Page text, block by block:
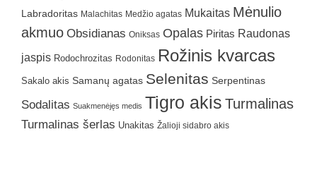
Labradoritas Malachitas Medžio agatas Mukaitas Mėnulio
akmuo Obsidianas Oniksas Opalas Piritas Raudonas
jaspis Rodochrozitas Rodonitas Rožinis kvarcas
Sakalo akis Samanų agatas Selenitas Serpentinas
Sodalitas Suakmenėjęs medis Tigro akis Turmalinas
Turmalinas šerlas Unakitas Žalioji sidabro akis